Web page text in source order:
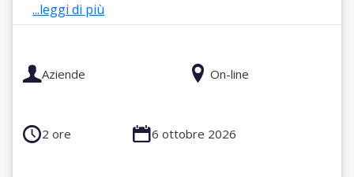
...leggi di più
Aziende On-line
2 ore 6 ottobre 2026